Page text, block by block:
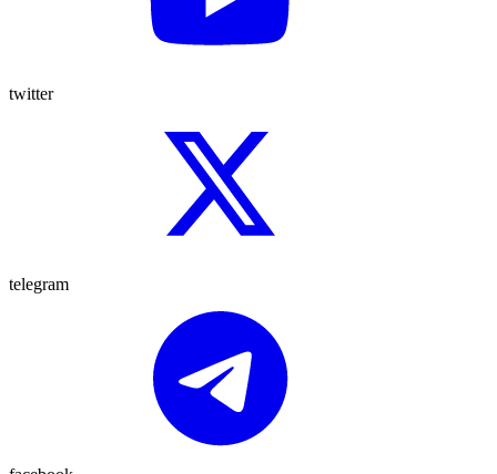
twitter
telegram